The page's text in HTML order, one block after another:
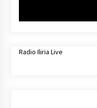
Radio Iliria Live